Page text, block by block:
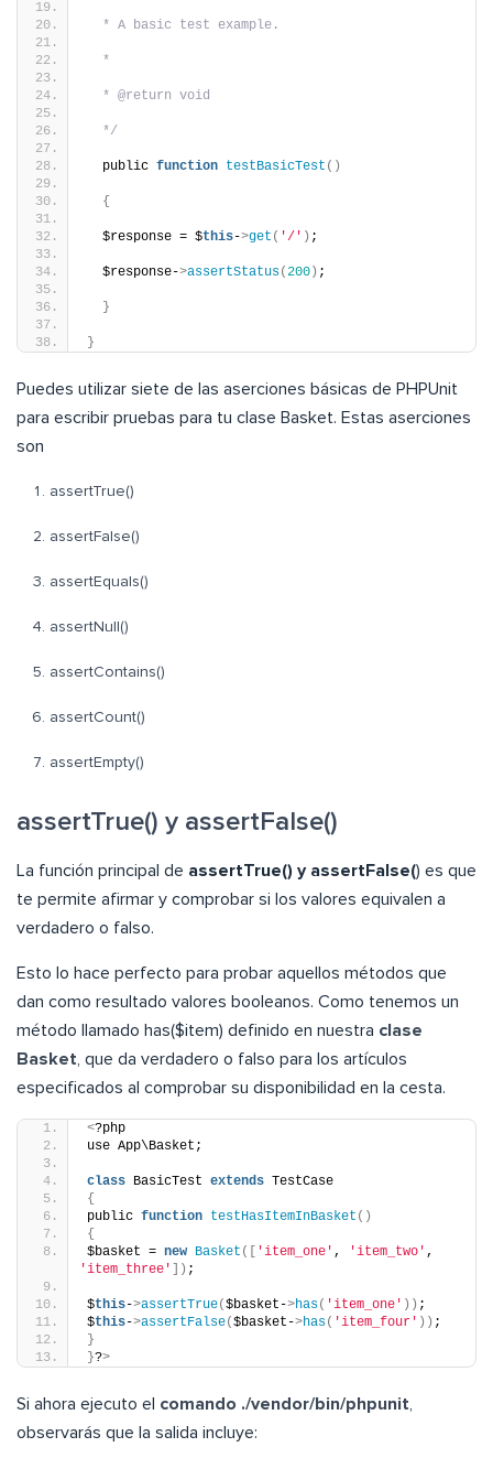
  * A basic test example.
  *
  * @return void
  */
  public
function testBasicTest ()
{
  $response = $
this->get ( '/' ) ;
  $response-
>assertStatus(200 ) ;
}
}
Puedes utilizar siete de las aserciones básicas de PHPUnit
para escribir pruebas para tu clase Basket. Estas aserciones
son
assertTrue()
assertFalse()
assertEquals()
assertNull()
assertContains()
assertCount()
assertEmpty()
assertTrue() y assertFalse()
La función principal de assertTrue() y assertFalse() es que
te permite afirmar y comprobar si los valores equivalen a
verdadero o falso.
Esto lo hace perfecto para probar aquellos métodos que
dan como resultado valores booleanos. Como tenemos un
método llamado has($item) definido en nuestra clase
Basket, que da verdadero o falso para los artículos
especificados al comprobar su disponibilidad en la cesta.
<?php
use App\Basket;
class BasicTest extends TestCase
{
public function testHasItemInBasket ()
{
$basket = new Basket ([ 'item_one' , 'item_two'
'item_three'
]) ;
$this->assertTrue($basket->has( 'item_one' )) ;
$this->assertFalse($basket->has( 'item_four' )) ;
}
}?>
Si ahora ejecuto el comando ./vendor/bin/phpunit,
observarás que la salida incluye: